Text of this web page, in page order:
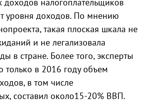
уровня доходов. По мнению
такая плоская шкала не
и не легализовала
в стране. Более того, эксперты
только в 2016 году объем
в том числе
составил около15-20% ВВП.